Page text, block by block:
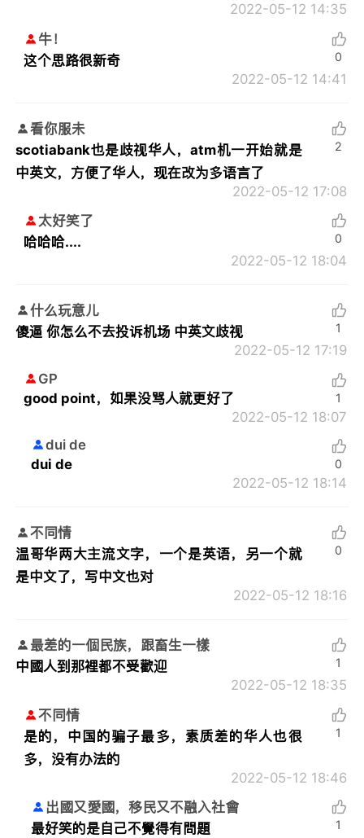
2022-05-12 14:35
牛！
这个思路很新奇
2022-05-12 14:41
0
看你服未
scotiabank也是歧视华人，atm机一开始就是
中英文，方便了华人，现在改为多语言了
2022-05-12 17:08
2
太好笑了
哈哈哈....
2022-05-12 18:04
0
什么玩意儿
傻逼 你怎么不去投诉机场 中英文歧视
2022-05-12 17:19
1
GP
good point，如果没骂人就更好了
2022-05-12 18:07
1
dui de
dui de
2022-05-12 18:14
0
不同情
温哥华两大主流文字，一个是英语，另一个就
是中文了，写中文也对
2022-05-12 18:16
0
最差的一個民族，跟畜生一樣
中國人到那裡都不受歡迎
2022-05-12 18:35
1
不同情
是的，中国的骗子最多，素质差的华人也很
多，没有办法的
2022-05-12 18:46
1
出國又愛國，移民又不融入社會
最好笑的是自己不覺得有問題
1